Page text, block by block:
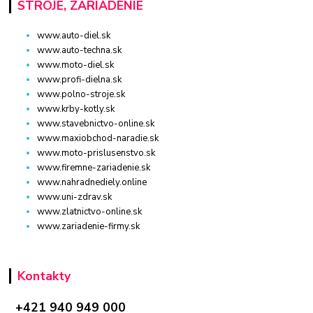
STROJE, ZARIADENIE
www.auto-diel.sk
www.auto-techna.sk
www.moto-diel.sk
www.profi-dielna.sk
www.polno-stroje.sk
www.krby-kotly.sk
www.stavebnictvo-online.sk
www.maxiobchod-naradie.sk
www.moto-prislusenstvo.sk
www.firemne-zariadenie.sk
www.nahradnediely.online
www.uni-zdrav.sk
www.zlatnictvo-online.sk
www.zariadenie-firmy.sk
Kontakty
+421 940 949 000